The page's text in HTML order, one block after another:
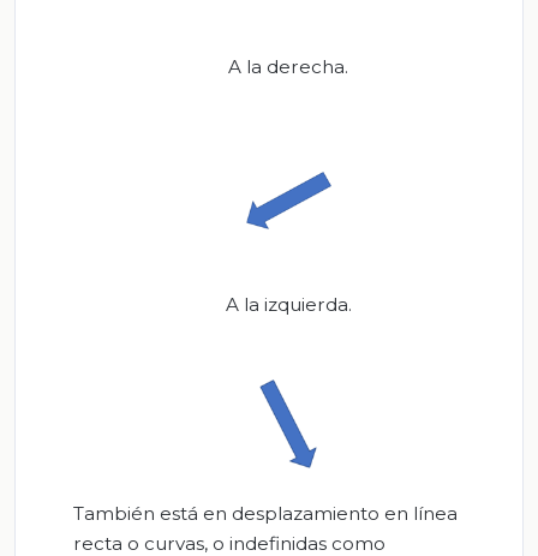
A la derecha.
A la izquierda.
También está en desplazamiento en línea
recta o curvas, o indefinidas como